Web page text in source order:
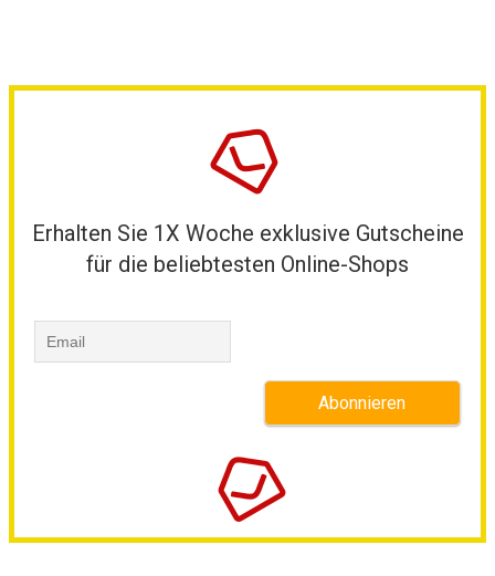
Erhalten Sie 1X Woche exklusive Gutscheine
für die beliebtesten Online-Shops